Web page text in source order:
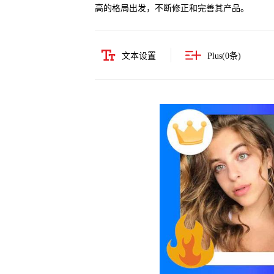
高的格局出发，不断修正和完善其产品。
文本设置 Plus(0条)